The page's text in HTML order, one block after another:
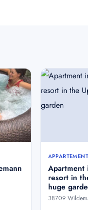
APPARTEMENT
Apartment
resort in
huge
38709